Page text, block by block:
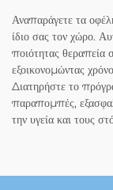
Αναπαράγετε τα
ίδιο σας τον χώρο.
ποιότητας θεραπεία
εξοικονομώντας
Διατηρήστε το
παραπομπές,
την υγεία και τους